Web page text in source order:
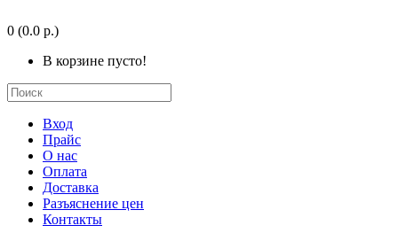
0 (0.0 р.)
В корзине пусто!
Вход
Прайс
О нас
Оплата
Доставка
Разъяснение цен
Контакты